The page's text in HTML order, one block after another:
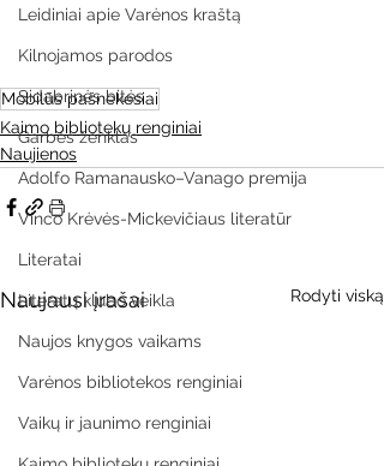
Leidiniai apie Varėnos kraštą
Kilnojamos parodos
Sidabrinės bitės
Garbės ženklas
Adolfo Ramanausko–Vanago premija
Vinco Krėvės-Mickevičiaus literatūr
Literatai
Literatų klubo veikla
Naujos knygos vaikams
Varėnos bibliotekos renginiai
Vaikų ir jaunimo renginiai
Mobilūs pašnekesiai
Kaimo bibliotekų renginiai
Naujienos
Naujausi įrašai Rodyti viską